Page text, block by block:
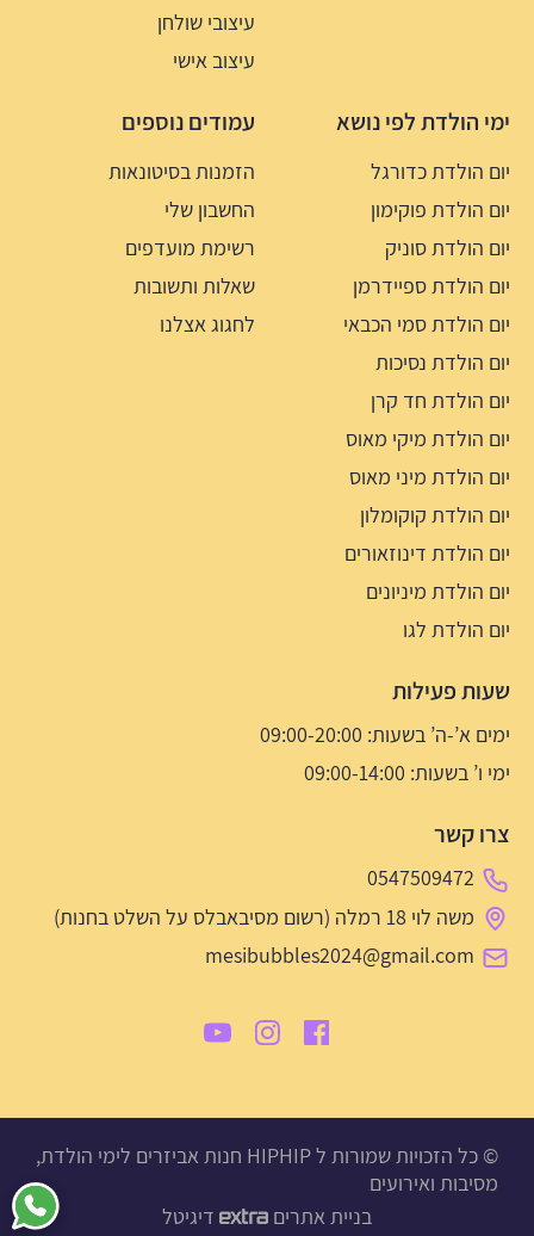
עיצובי שולחן
עיצוב אישי
ימי הולדת לפי נושא
יום הולדת כדורגל
יום הולדת פוקימון
יום הולדת סוניק
יום הולדת ספיידרמן
יום הולדת סמי הכבאי
יום הולדת נסיכות
יום הולדת חד קרן
יום הולדת מיקי מאוס
יום הולדת מיני מאוס
יום הולדת קוקומלון
יום הולדת דינוזאורים
יום הולדת מיניונים
יום הולדת לגו
עמודים נוספים
הזמנות בסיטונאות
החשבון שלי
רשימת מועדפים
שאלות ותשובות
לחגוג אצלנו
שעות פעילות
ימים א’-ה’ בשעות: 09:00-20:00
ימי ו’ בשעות: 09:00-14:00
צרו קשר
0547509472
משה לוי 18 רמלה (רשום מסיבאבלס על השלט בחנות)
mesibubbles2024@gmail.com
© כל הזכויות שמורות ל HIPHIP חנות אביזרים לימי הולדת,
מסיבות ואירועים
בניית אתרים
דיגיטל